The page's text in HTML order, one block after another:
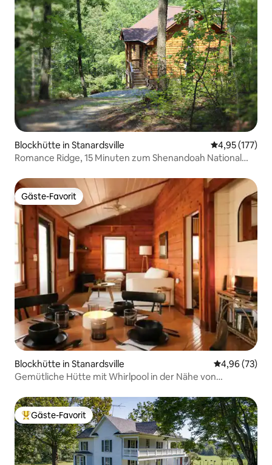
Blockhütte in Stanardsville
4,95 (177)
Romance Ridge, 15 Minuten zum Shenandoah National
Gäste-Favorit
Gäste-Favorit
Blockhütte in Stanardsville
4,96 (73)
Gemütliche Hütte mit Whirlpool in der Nähe von
Beliebter Gäste-Favorit.
Gäste-Favorit